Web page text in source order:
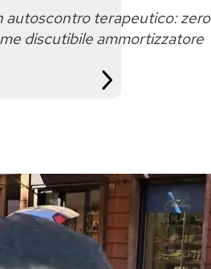
autoscontro terapeutico: zero
discutibile ammortizzatore